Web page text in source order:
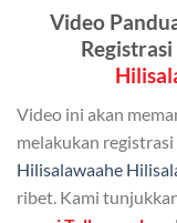
Admin dapat
keluarga atau
Kuota keluarga
untuk jaringan
Tidak Berlaku
Video
Registrasi
Video ini akan
melakukan
Hilisalawaahe
ribet. Kami